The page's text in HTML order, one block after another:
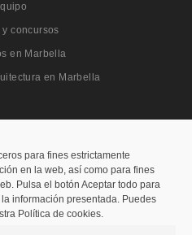
para fines estrictamente
en la web, así como para fines
Pulsa el botón Aceptar todo para
información presentada. Puedes
Política de cookies.
y concursos
en Marbella
en Marbella